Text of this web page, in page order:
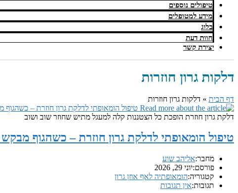
טיפולים נוספים
מידע למטופלים
בלוג
חוות דעת
יצירת קשר
דלקות גרון חוזרות
דף הבית » דלקות גרון חוזרות
דלקת גרון חוזרת הופכת כל הצטננות קלה למעגל מתיש שחוזר שוב ושוב
טיפול הומאופתי לדלקת גרון חוזרת – כשהגוף מבקש
מחבר:אליהב שוע
פורסם:יוני 29, 2026
קטגוריה:הומאופתיה לאף אוזן גרון
תגובות:אין תגובות